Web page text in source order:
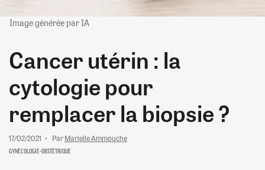
Image générée par IA
Cancer utérin : la
cytologie pour
remplacer la biopsie ?
17/02/2021 ParMarielle Ammouche
GYNÉCOLOGIE-OBSTÉTRIQUE